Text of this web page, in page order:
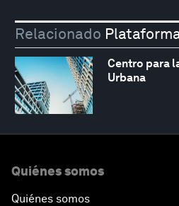
Relacionado
Centro para
Urbana
Quiénes somos
Quiénes somos